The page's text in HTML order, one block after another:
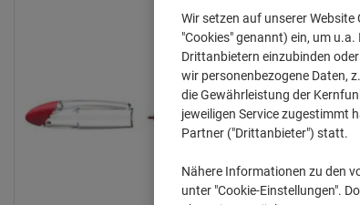
Wir setzen auf unserer
"Cookies" genannt) ein, um
Drittanbietern einzubinden
wir personenbezogene Daten,
die Gewährleistung der
jeweiligen Service zugestimmt
Partner ("Drittanbieter") statt.
Nähere Informationen zu den
unter "Cookie-Einstellungen".